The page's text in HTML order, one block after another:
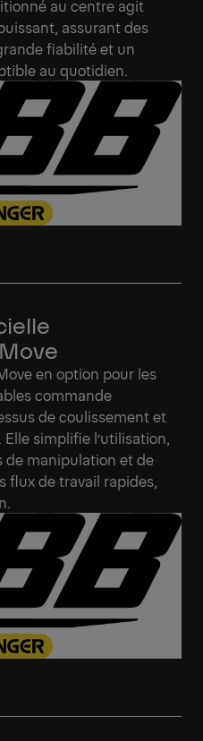
au centre agit
assurant des
fiabilité et un
au quotidien.
en option pour les
commande
de coulissement et
simplifie l’utilisation,
de manipulation et de
flux de travail rapides,